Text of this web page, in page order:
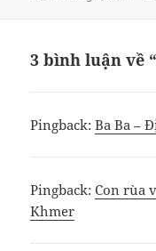
3 bình luận về
Pingback:Ba Ba –
Pingback:Con rùa
Khmer